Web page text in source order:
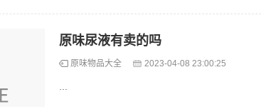
原味尿液有卖的吗
原味物品大全 2023-04-08 23:00:25